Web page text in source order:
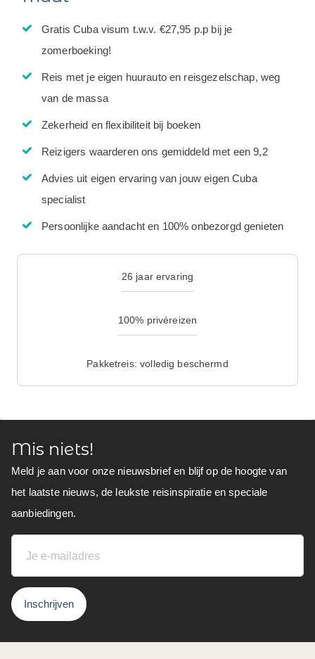
Gratis Cuba visum t.w.v. €27,95 p.p bij je
zomerboeking!
Reis met je eigen huurauto en reisgezelschap, weg
van de massa
Zekerheid en flexibiliteit bij boeken
Reizigers waarderen ons gemiddeld met een 9,2
Advies uit eigen ervaring van jouw eigen Cuba
specialist
Persoonlijke aandacht en 100% onbezorgd genieten
26 jaar ervaring
100% privéreizen
Pakketreis: volledig beschermd
Mis niets!
Meld je aan voor onze nieuwsbrief en blijf op de hoogte van
het laatste nieuws, de leukste reisinspiratie en speciale
aanbiedingen.
Inschrijven